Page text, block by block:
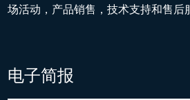
场活动，产品销售，技术支持和售后
电子简报